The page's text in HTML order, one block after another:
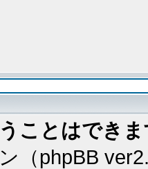
ことはでき
（phpBB